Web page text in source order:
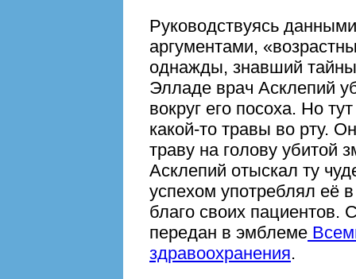
Руководствуясь
аргументами,
однажды, знавший
Элладе врач Асклепий
вокруг его посоха. Но
какой-то травы во рту.
траву на голову убитой
Асклепий отыскал ту
успехом употреблял её
благо своих пациентов.
передан в эмблеме
здравоохранения.